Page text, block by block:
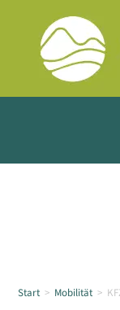
Start > Mobilität >